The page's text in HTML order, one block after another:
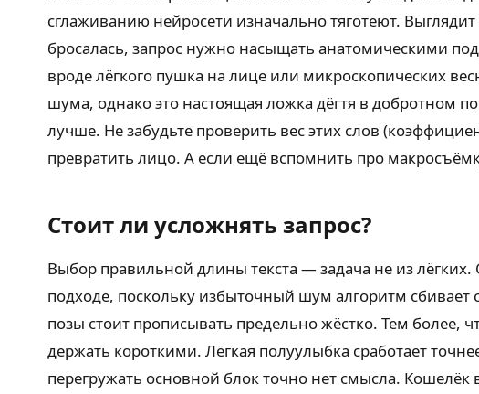
сглаживанию нейросети изначально тяготеют.
бросалась, запрос нужно насыщать анатомическими
вроде лёгкого пушка на лице или микроскопических
шума, однако это настоящая ложка дёгтя в добротном
лучше. Не забудьте проверить вес этих слов
превратить лицо. А если ещё вспомнить про
Стоит ли усложнять запрос?
Выбор правильной длины текста — задача не из
подходе, поскольку избыточный шум алгоритм сбивает
позы стоит прописывать предельно жёстко. Тем
держать короткими. Лёгкая полуулыбка сработает
перегружать основной блок точно нет смысла.